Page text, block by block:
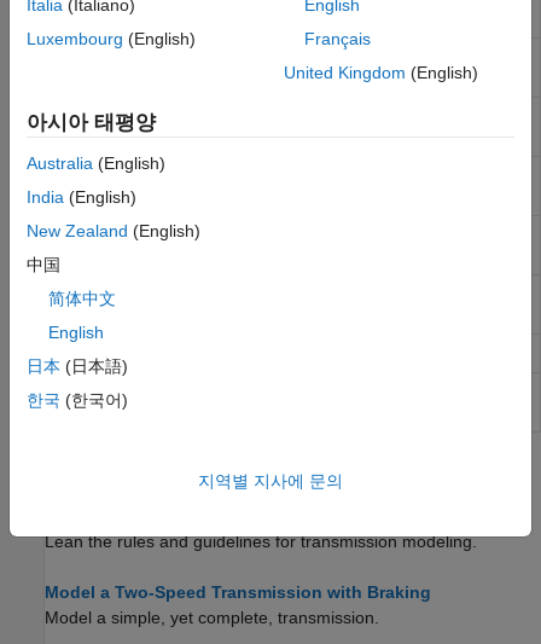
CR
ring-carrier ring transmission
Ravigneaux transmission
6-Speed
Lepelletier
transmission
7-Speed
Lepelletier
8-Speed
Clutch schedule for an eight-speed
9-Speed
Transmission
Lean the rules and guidelines for transmission modeling.
Model a Two-Speed Transmission with Braking
Model a simple, yet complete, transmission.
Italia (Italiano)
Luxembourg (English)
English
Français
United Kingdom (English)
아시아 태평양
Australia (English)
India (English)
New Zealand (English)
中国
简体中文
English
日本 (日本語)
한국 (한국어)
지역별 지사에 문의